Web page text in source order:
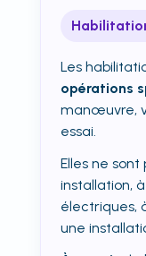
Les
opérations
manœuvre,
essai.
Elles ne
installation,
électriques,
une